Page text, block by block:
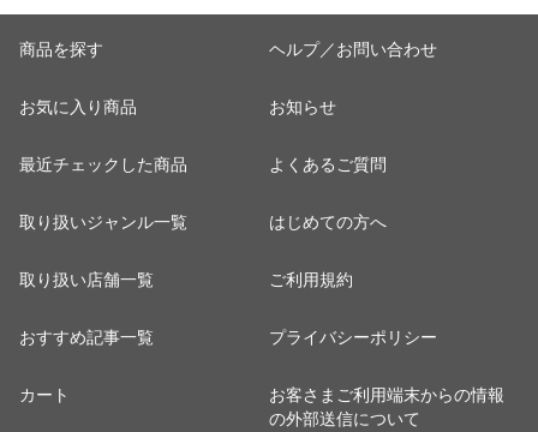
商品を探す
お気に入り商品
最近チェックした商品
取り扱いジャンル一覧
取り扱い店舗一覧
おすすめ記事一覧
カート
ヘルプ／お問い合わせ
お知らせ
よくあるご質問
はじめての方へ
ご利用規約
プライバシーポリシー
お客さまご利用端末からの情報
の外部送信について